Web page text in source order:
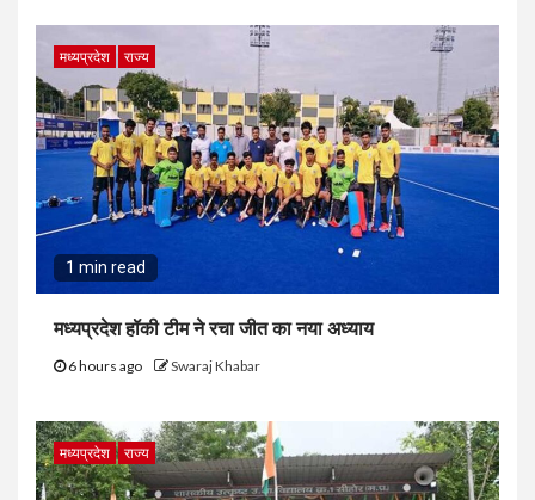
मध्यप्रदेश राज्य
1 min read
मध्यप्रदेश हॉकी टीम ने रचा जीत का नया अध्याय
6 hours ago Swaraj Khabar
मध्यप्रदेश राज्य